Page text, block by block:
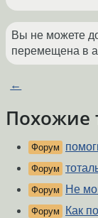
Вы не можете
перемещена в
←
Похожие
Форум
Форум
Форум Не
Форум
Как